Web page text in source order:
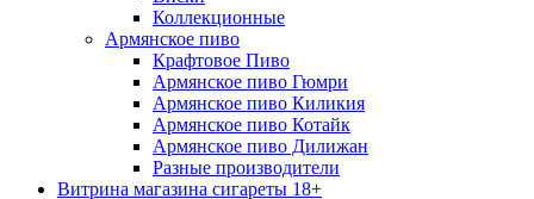
Коллекционные
Армянское пиво
Крафтовое Пиво
Армянское пиво Гюмри
Армянское пиво Киликия
Армянское пиво Котайк
Армянское пиво Дилижан
Разные производители
Витрина магазина сигареты 18+